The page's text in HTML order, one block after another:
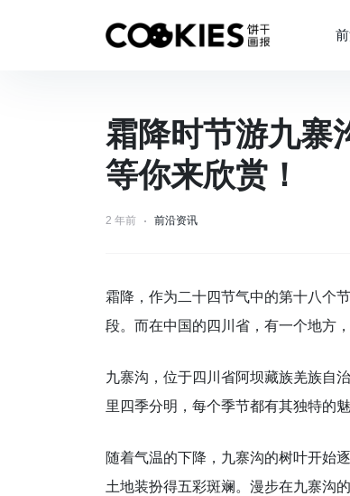
霜降时节游九寨
等你来欣赏！
2 年前 前沿资讯
霜降，作为二十四节气中的第十八个
段。而在中国的四川省，有一个地方
九寨沟，位于四川省阿坝藏族羌族自
里四季分明，每个季节都有其独特的
随着气温的下降，九寨沟的树叶开始
土地装扮得五彩斑斓。漫步在九寨沟